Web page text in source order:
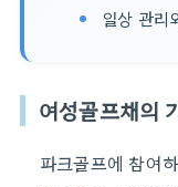
일상 관리
여성골프채의
파크골프에 참여